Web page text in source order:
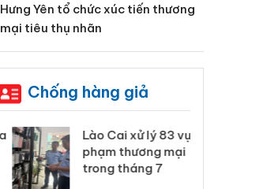
Hưng Yên tổ chức xúc tiến thương
mại tiêu thụ nhãn
Chống hàng giả
Lào Cai xử lý 83 vụ vi
phạm thương mại
trong tháng 7